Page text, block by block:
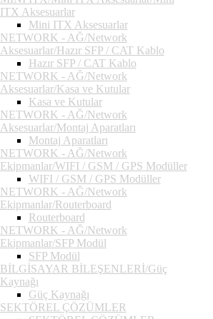
ITX Aksesuarlar
Mini ITX Aksesuarlar
NETWORK - AĞ/Network
Aksesuarlar/Hazır SFP / CAT Kablo
Hazır SFP / CAT Kablo
NETWORK - AĞ/Network
Aksesuarlar/Kasa ve Kutular
Kasa ve Kutular
NETWORK - AĞ/Network
Aksesuarlar/Montaj Aparatları
Montaj Aparatları
NETWORK - AĞ/Network
Ekipmanlar/WIFI / GSM / GPS Modüller
WIFI / GSM / GPS Modüller
NETWORK - AĞ/Network
Ekipmanlar/Routerboard
Routerboard
NETWORK - AĞ/Network
Ekipmanlar/SFP Modül
SFP Modül
BİLGİSAYAR BİLEŞENLERİ/Güç
Kaynağı
Güç Kaynağı
SEKTÖREL ÇÖZÜMLER